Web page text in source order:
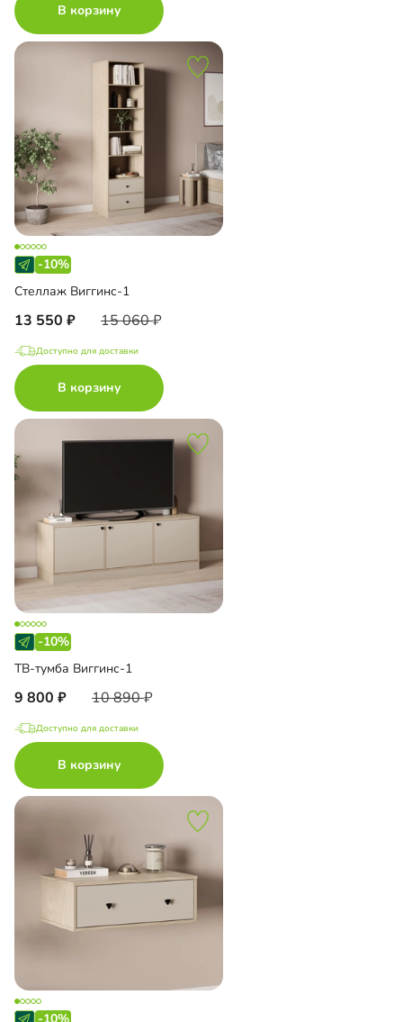
В корзину
-10%
Стеллаж Виггинс-1
13 550 15 060
Доступно для доставки
В корзину
-10%
ТВ-тумба Виггинс-1
9 800 10 890
Доступно для доставки
В корзину